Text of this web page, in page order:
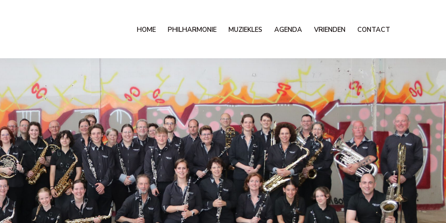
HOME PHILHARMONIE MUZIEKLES AGENDA VRIENDEN CONTACT